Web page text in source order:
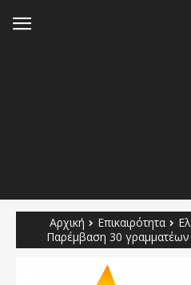
Αρχική Επικαιρότητα
Παρέμβαση 30